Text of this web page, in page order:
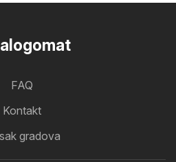
FAQ
Kontakt
gradova